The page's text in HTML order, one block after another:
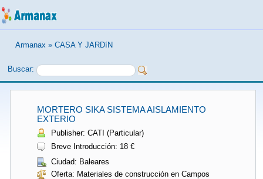
Armanax » CASA Y JARDíN
Buscar:
MORTERO SIKA SISTEMA AISLAMIENTO
EXTERIO
Publisher: CATI (Particular)
Breve Introducción: 18 €
Ciudad: Baleares
Oferta: Materiales de construcción en Campos